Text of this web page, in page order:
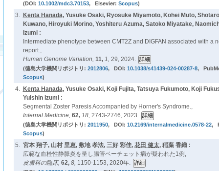
(DOI: 10.1002/mdc3.70153, Elsevier: Scopus)
3. Kenta Hanada, Yusuke Osaki, Ryosuke Miyamoto, Kohei Muto,
Kuwano, Hiroyuki Morino, Yoshiteru Azuma, Satoko Miyatake,
Izumi :
Intermediate phenotype between CMT2Z and DIGFAN associated with a
report.,
Human Genome Variation, 11, 1, 29, 2024.
(徳島大学機関リポジトリ: 2012806, DOI: 10.1038/s41439-024-00287-8,
Scopus)
4. Kenta Hanada, Yusuke Osaki, Koji Fujita, Tatsuya Fukumoto, Koji
Yuishin Izumi :
Segmental Zoster Paresis Accompanied by Horner's Syndrome.,
Internal Medicine, 62, 18, 2743-2746, 2023.
(徳島大学機関リポジトリ: 2011950, DOI: 10.2169/internalmedicine.0578-22,
Scopus)
5. 宮本 翔子, 山村 里恵, 敷地 孝法, 三好 彩佳, 花田 健太, 稲葉 香織 :
広範な血栓性静脈炎を呈し腸管ベーチェット病が疑われた1例,
皮膚科の臨床, 62, 8, 1150-1153, 2020年.